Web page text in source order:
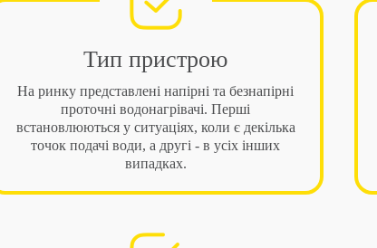
Тип пристрою
На ринку представлені напірні та безнапірні
проточні водонагрівачі. Перші
встановлюються у ситуаціях, коли є декілька
точок подачі води, а другі - в усіх інших
випадках.